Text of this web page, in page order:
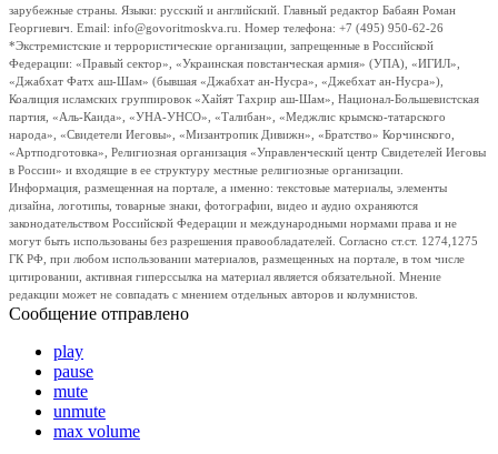
зарубежные страны. Языки: русский и английский. Главный редактор Бабаян Роман
Георгиевич. Email: info@govoritmoskva.ru. Номер телефона: +7 (495) 950-62-26
*Экстремистские и террористические организации, запрещенные в Российской
Федерации: «Правый сектор», «Украинская повстанческая армия» (УПА), «ИГИЛ»,
«Джабхат Фатх аш-Шам» (бывшая «Джабхат ан-Нусра», «Джебхат ан-Нусра»),
Коалиция исламских группировок «Хайят Тахрир аш-Шам», Национал-Большевистская
партия, «Аль-Каида», «УНА-УНСО», «Талибан», «Меджлис крымско-татарского
народа», «Свидетели Иеговы», «Мизантропик Дивижн», «Братство» Корчинского,
«Артподготовка», Религиозная организация «Управленческий центр Свидетелей Иеговы
в России» и входящие в ее структуру местные религиозные организации.
Информация, размещенная на портале, а именно: текстовые материалы, элементы
дизайна, логотипы, товарные знаки, фотографии, видео и аудио охраняются
законодательством Российской Федерации и международными нормами права и не
могут быть использованы без разрешения правообладателей. Согласно ст.ст. 1274,1275
ГК РФ, при любом использовании материалов, размещенных на портале, в том числе
цитировании, активная гиперссылка на материал является обязательной. Мнение
редакции может не совпадать с мнением отдельных авторов и колумнистов.
Сообщение отправлено
play
pause
mute
unmute
max volume